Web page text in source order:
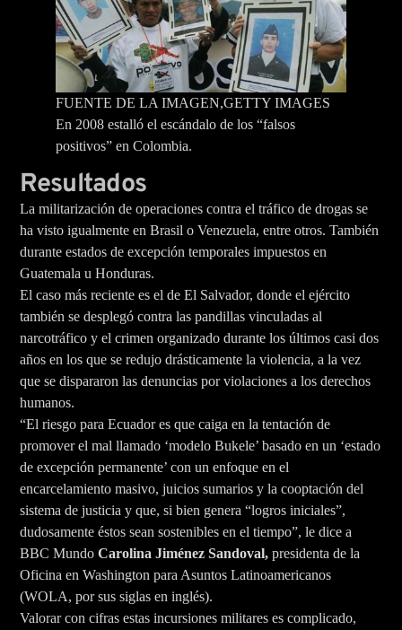
FUENTE DE LA IMAGEN,GETTY IMAGES
En 2008 estalló el escándalo de los “falsos
positivos” en Colombia.
Resultados
La militarización de operaciones contra el tráfico de drogas se
ha visto igualmente en Brasil o Venezuela, entre otros. También
durante estados de excepción temporales impuestos en
Guatemala u Honduras.
El caso más reciente es el de El Salvador, donde el ejército
también se desplegó contra las pandillas vinculadas al
narcotráfico y el crimen organizado durante los últimos casi dos
años en los que se redujo drásticamente la violencia, a la vez
que se dispararon las denuncias por violaciones a los derechos
humanos.
“El riesgo para Ecuador es que caiga en la tentación de
promover el mal llamado ‘modelo Bukele’ basado en un ‘estado
de excepción permanente’ con un enfoque en el
encarcelamiento masivo, juicios sumarios y la cooptación del
sistema de justicia y que, si bien genera “logros iniciales”,
dudosamente éstos sean sostenibles en el tiempo”, le dice a
BBC MundoCarolina Jiménez Sandoval,presidenta de la
Oficina en Washington para Asuntos Latinoamericanos
(WOLA, por sus siglas en inglés).
Valorar con cifras estas incursiones militares es complicado,